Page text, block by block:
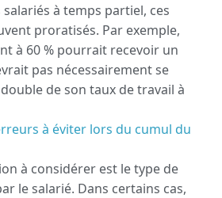
à temps partiel, ces
proratisés. Par exemple,
à 60 % pourrait recevoir un
pas nécessairement se
de son taux de travail à
à éviter lors du cumul du
à considérer est le type de
le salarié. Dans certains cas,